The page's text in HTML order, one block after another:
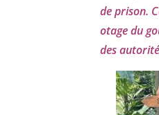
de pri­son.
otage du
des